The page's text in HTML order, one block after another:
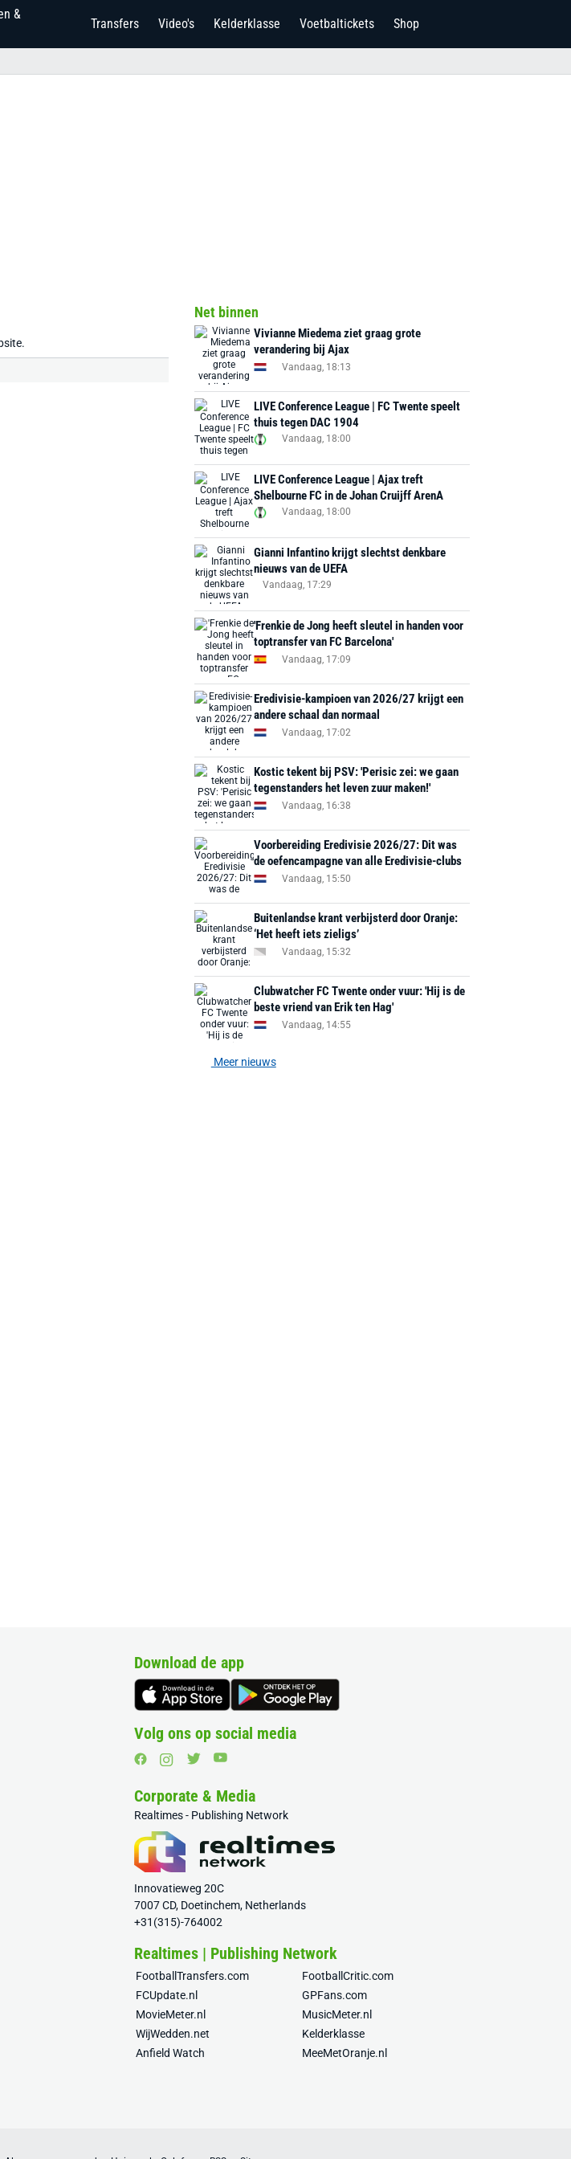
&
Transfers Video's Kelderklasse Voetbaltickets Shop
Net binnen
Vivianne Miedema ziet graag grote
verandering bij Ajax
Vandaag, 18:13
LIVE Conference League | FC Twente speelt
thuis tegen DAC 1904
Vandaag, 18:00
LIVE Conference League | Ajax treft
Shelbourne FC in de Johan Cruijff ArenA
Vandaag, 18:00
Gianni Infantino krijgt slechtst denkbare
nieuws van de UEFA
Vandaag, 17:29
'Frenkie de Jong heeft sleutel in handen voor
toptransfer van FC Barcelona'
Vandaag, 17:09
Eredivisie-kampioen van 2026/27 krijgt een
andere schaal dan normaal
Vandaag, 17:02
Kostic tekent bij PSV: 'Perisic zei: we gaan
tegenstanders het leven zuur maken!'
Vandaag, 16:38
Voorbereiding Eredivisie 2026/27: Dit was
de oefencampagne van alle Eredivisie-clubs
Vandaag, 15:50
Buitenlandse krant verbijsterd door Oranje:
‘Het heeft iets zieligs’
Vandaag, 15:32
Clubwatcher FC Twente onder vuur: 'Hij is de
beste vriend van Erik ten Hag'
Vandaag, 14:55
Meer nieuws
Download de app
Volg ons op social media
Corporate & Media
Realtimes - Publishing Network
Innovatieweg 20C
7007 CD, Doetinchem, Netherlands
+31(315)-764002
Realtimes | Publishing Network
FootballTransfers.com
FootballCritic.com
FCUpdate.nl
GPFans.com
MovieMeter.nl
MusicMeter.nl
WijWedden.net
Kelderklasse
Anfield Watch
MeeMetOranje.nl